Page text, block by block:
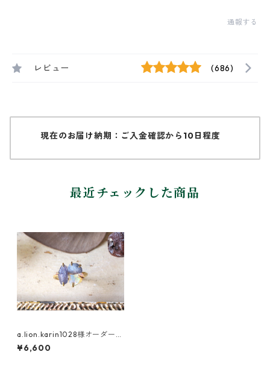
通報する
レビュー (686)
現在のお届け納期：ご入金確認から10日程度
最近チェックした商品
a.lion.karin1028様オーダー
原石のオパール・サファイ
ア・タンザナイトのリング
¥6,600